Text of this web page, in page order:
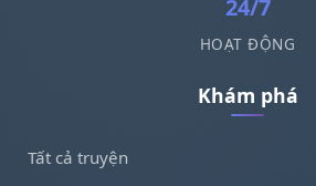
24/7
HOẠT ĐỘNG
Khám phá
Tất cả truyện